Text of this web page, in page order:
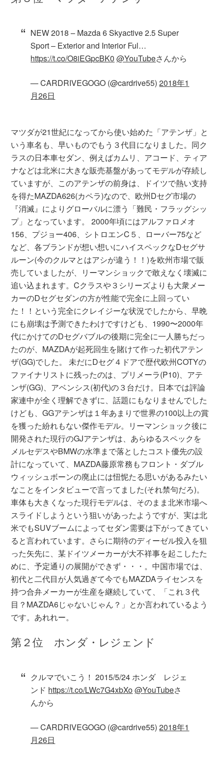
NEW 2018 – Mazda 6 Skyactive 2.5 Super
Sport – Exterior and Interior Ful…
https://t.co/O8iEGpcBK0 @YouTubeさんから
— CARDRIVEGOGO (@cardrive55)2018年1
月26日
マツダが21世紀になってから使い始めた「アテンザ」と
いう車名も、早いものでもう３代目になりました。同ク
ラスの日本車セダン、例えばカムリ、アコード、ティア
ナなどは北米に大きな販売基盤があってモデルが存続し
ていますが、このアテンザの前身は、ドイツで熱い支持
を得たMAZDA626(カペラ)なので、欧州Dセグ市場の
『消滅』によりグローバルに漂う「難民・フラッグシッ
プ」となっています。 2000年頃にはアルファロメオ
156、プジョー406、シトロエンC５、ローバー75など
など、各ブランドが想い想いにハイスペックなDセグサ
ルーン(今のクルマとはアシが違う！！)を欧州市場で販
売していましたが、リーマンショックで敢えなく壊滅に
追い込まれます。Cクラスや３シリーズよりも大衆メー
カーのDセグセダンの方が性能で完全に上回ってい
た！！という完全にクレイジーな状況でしたから、早晩
にも崩壊は予測できたわけですけども、1990〜2000年
代にかけてのDセグバブルの後期に完全に一人勝ちだっ
たのが、MAZDAが起死回生を賭けて作った初代アテン
ザ(GG)でした。 未だにDセグ４ドアで歴代欧州COTYの
ファイナリストに残ったのは、プリメーラ(P10)、アテ
ンザ(GG)、アベンシス(初代)の３台だけ。日本では評論
家連中が全く理解できずに、話題にもなりませんでした
けども、GGアテンザは１年あまりで世界の100以上の賞
を獲った紛れもない傑作モデル。リーマンショック後に
開発された現行のGJアテンザは、あらゆるスペックを
メルセデスやBMWの水準まで落としたコスト優先の設
計になっていて、MAZDA藤原常務もフロント・ダブル
ウィッシュボーンの廃止には忸怩たる思いがあるみたい
なことをインタビューで言ってました(それ禁句だろ)。
車体も大きくなった現行モデルは、そのまま北米市場へ
スライドしようという狙いがあったようですが、実は北
米でもSUVブームによってセダン需要は下がってきてい
ると言われています。さらに期待のディーゼル投入を狙
った矢先に、某ドイツメーカーが大不祥事を起こしたた
めに、予定通りの展開ができず・・・。中国市場では、
初代と二代目が人気過ぎて今でもMAZDAライセンスを
持つ合弁メーカーが生産を継続していて、「これ３代
目？MAZDA6じゃないじゃん？」とか言われているよう
です。あれれー。
第２位 ホンダ・レジェンド
クルマでいこう！ 2015/5/24 ホンダ レジェ
ンド https://t.co/LWc7G4xbXo@YouTubeさ
んから
— CARDRIVEGOGO (@cardrive55)2018年1
月26日